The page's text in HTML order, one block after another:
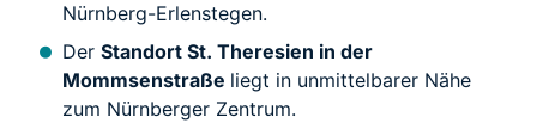
Nürnberg-Erlenstegen.
Der Standort St. Theresien in der
Mommsenstraße liegt in unmittelbarer Nähe
zum Nürnberger Zentrum.